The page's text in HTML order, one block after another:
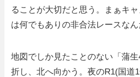
ることが大切だと思う。まぁキ
は何でもありの非合法レースなん
地図でしか見たことのない「蒲
折し、北へ向かう。夜のR1(国道